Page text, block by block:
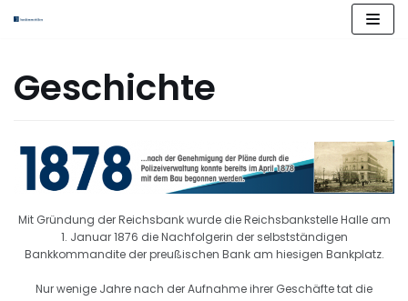
Zum
Geschichte
Mit Gründung der Reichsbank wurde die Reichsbankstelle Halle am
1. Januar 1876 die Nachfolgerin der selbstständigen
Bankkommandite der preußischen Bank am hiesigen Bankplatz.
Nur wenige Jahre nach der Aufnahme ihrer Geschäfte tat die